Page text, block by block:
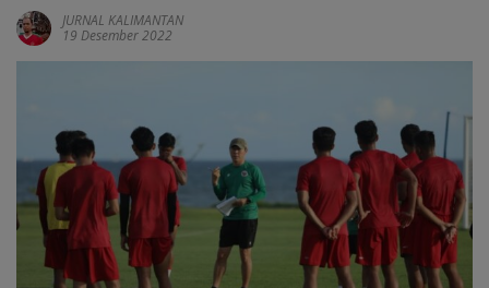
JURNAL KALIMANTAN
19 Desember 2022